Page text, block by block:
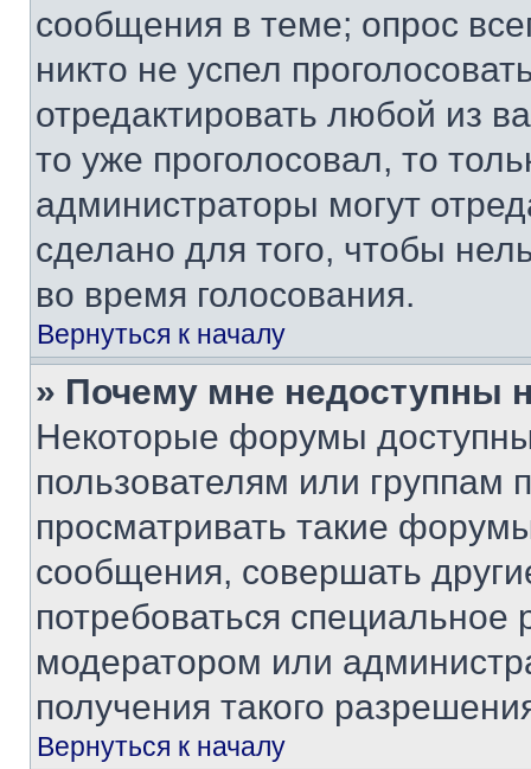
сообщения в теме; опрос
никто не успел
отредактировать любой из
то уже проголосовал, то
администраторы могут
сделано для того, чтобы
во время голосования.
Вернуться к началу
» Почему мне недоступны
Некоторые форумы
пользователям или группам
просматривать такие
сообщения, совершать
потребоваться
модератором или
получения такого
Вернуться к началу